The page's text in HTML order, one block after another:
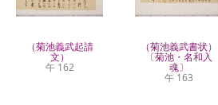
（菊池義武起請
文）
午 162
（菊池義武書状）
〔菊池・名和入
魂〕
午 163